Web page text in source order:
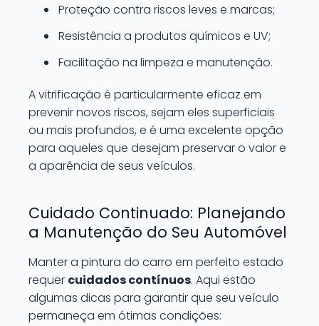
Proteção contra riscos leves e marcas;
Resistência a produtos químicos e UV;
Facilitação na limpeza e manutenção.
A vitrificação é particularmente eficaz em
prevenir novos riscos, sejam eles superficiais
ou mais profundos, e é uma excelente opção
para aqueles que desejam preservar o valor e
a aparência de seus veículos.
Cuidado Continuado: Planejando
a Manutenção do Seu Automóvel
Manter a pintura do carro em perfeito estado
requer cuidados contínuos. Aqui estão
algumas dicas para garantir que seu veículo
permaneça em ótimas condições: